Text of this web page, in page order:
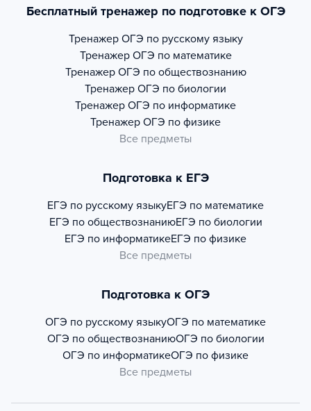
Бесплатный тренажер по подготовке к ОГЭ
Тренажер ОГЭ по русскому языку
Тренажер ОГЭ по математике
Тренажер ОГЭ по обществознанию
Тренажер ОГЭ по биологии
Тренажер ОГЭ по информатике
Тренажер ОГЭ по физике
Все предметы
Подготовка к ЕГЭ
ЕГЭ по русскому языкуЕГЭ по математике
ЕГЭ по обществознаниюЕГЭ по биологии
ЕГЭ по информатикеЕГЭ по физике
Все предметы
Подготовка к ОГЭ
ОГЭ по русскому языкуОГЭ по математике
ОГЭ по обществознаниюОГЭ по биологии
ОГЭ по информатикеОГЭ по физике
Все предметы